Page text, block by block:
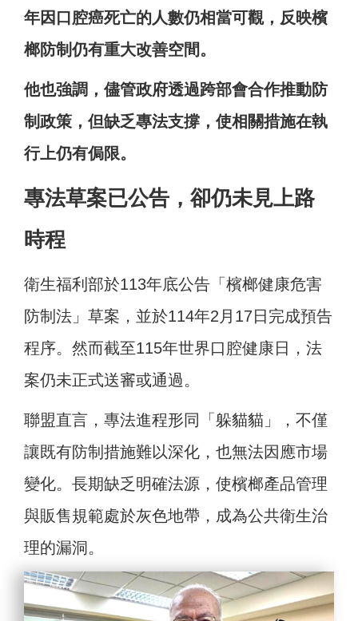
年因口腔癌死亡的人數仍相當可觀，反映檳
榔防制仍有重大改善空間。
他也強調，儘管政府透過跨部會合作推動防
制政策，但缺乏專法支撐，使相關措施在執
行上仍有侷限。
專法草案已公告，卻仍未見上路
時程
衛生福利部於113年底公告「檳榔健康危害
防制法」草案，並於114年2月17日完成預告
程序。然而截至115年世界口腔健康日，法
案仍未正式送審或通過。
聯盟直言，專法進程形同「躲貓貓」，不僅
讓既有防制措施難以深化，也無法因應市場
變化。長期缺乏明確法源，使檳榔產品管理
與販售規範處於灰色地帶，成為公共衛生治
理的漏洞。